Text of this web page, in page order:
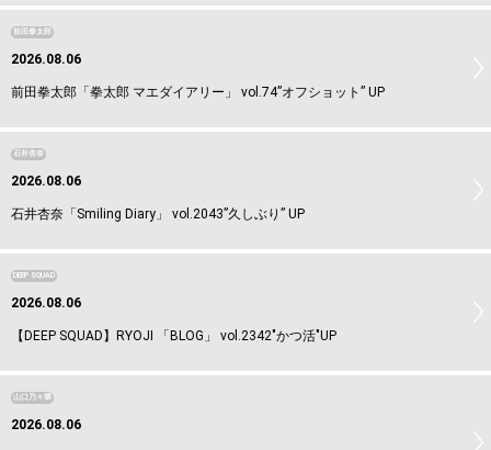
前田拳太郎
2026.08.06
前田拳太郎「拳太郎 マエダイアリー」 vol.74”オフショット” UP
石井杏奈
2026.08.06
石井杏奈「Smiling Diary」 vol.2043”久しぶり” UP
DEEP SQUAD
2026.08.06
【DEEP SQUAD】RYOJI 「BLOG」 vol.2342"かつ活"UP
山口乃々華
2026.08.06